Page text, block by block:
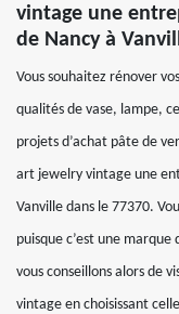
vintage une
de Nancy à
Vous souhaitez rénover
qualités de vase, lampe,
projets d’achat pâte de
art jewelry vintage une
Vanville dans le 77370.
puisque c’est une
vous conseillons alors de
vintage en choisissant